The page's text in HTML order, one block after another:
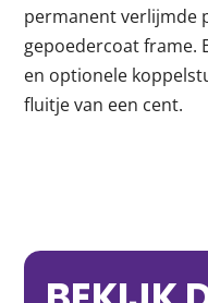
permanent verlijmde
gepoedercoat frame.
en optionele
fluitje van een cent.